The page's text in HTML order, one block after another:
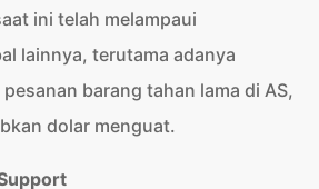
ini telah melampaui
lainnya, terutama adanya
barang tahan lama di AS,
dolar menguat.